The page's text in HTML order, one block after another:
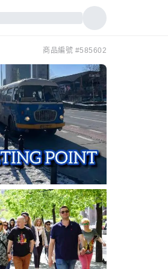
商品編號 #585602